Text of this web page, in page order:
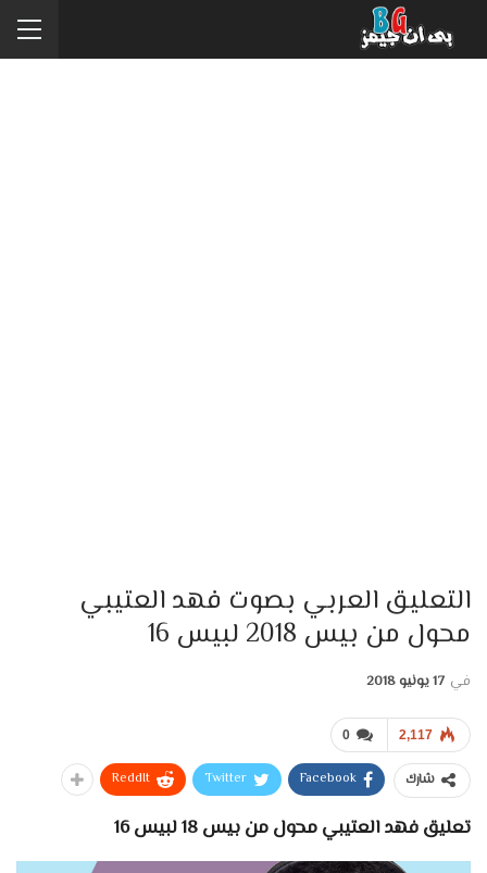
التعليق العربي بصوت فهد العتيبي
محول من بيس 2018 لبيس 16
في 17 يونيو 2018
0 2,117
شارك Facebook
Twitter
ReddIt
تعليق فهد العتيبي محول من بيس 18 لبيس 16